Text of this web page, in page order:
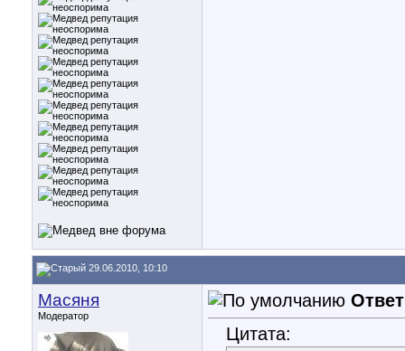
29.06.2010, 10:10
Масяня
Модератор
Цитата: